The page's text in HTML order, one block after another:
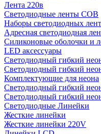
Лента 220в
Светодиодные ленты COB
Наборы светодиодных лент
Адресная светодиодная
Силиконовые оболочки и
LED аксессуары
Светодиодный гибкий
Светодиодный гибкий
Комплектующие для неона
Светодиодный гибкий
Светодиодный гибкий
Светодиодные Линейки
Жесткие линейки
Жесткие линейки 220V